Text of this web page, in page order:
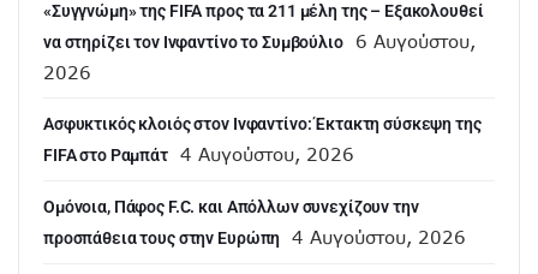
«Συγγνώμη» της FIFA προς τα 211 μέλη της – Εξακολουθεί
να στηρίζει τον Ινφαντίνο το Συμβούλιο
6 Αυγούστου,
2026
Ασφυκτικός κλοιός στον Ινφαντίνο: Έκτακτη σύσκεψη της
FIFA στο Ραμπάτ
4 Αυγούστου, 2026
Ομόνοια, Πάφος F.C. και Απόλλων συνεχίζουν την
προσπάθεια τους στην Ευρώπη
4 Αυγούστου, 2026